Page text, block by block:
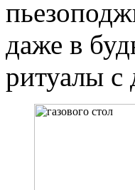
даже в
ритуалы с